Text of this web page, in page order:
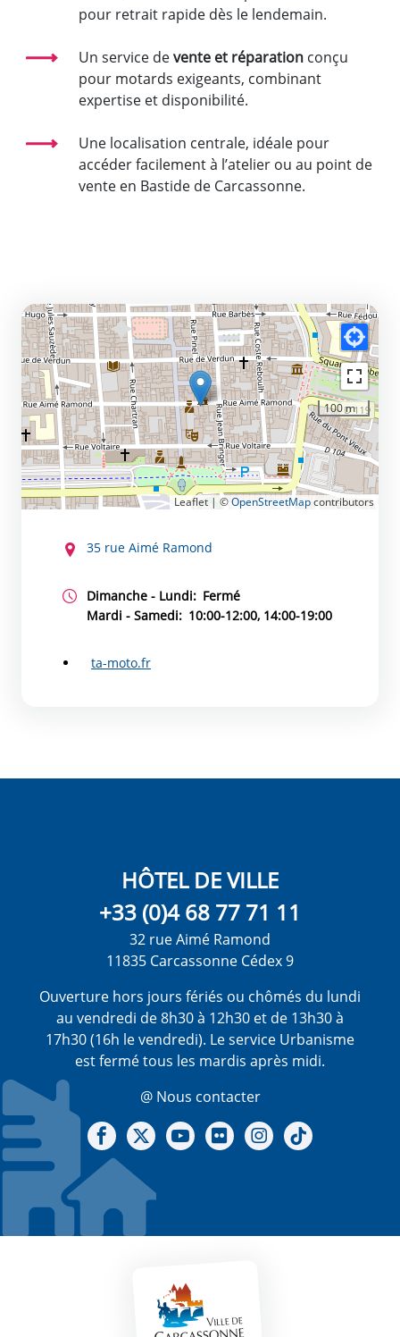
pour retrait rapide dès le lendemain.
Un service devente et réparation conçu
pour motards exigeants, combinant
expertise et disponibilité.
Une localisation centrale, idéale pour
accéder facilement à l’atelier ou au point de
vente en Bastide de Carcassonne.
100 m
Leaflet | ©OpenStreetMapcontributors
35 rue Aimé Ramond
Dimanche - Lundi: Fermé
Mardi - Samedi: 10:00-12:00, 14:00-19:00
ta-moto.fr
HÔTEL DE VILLE
+33 (0)4 68 77 71 11
32 rue Aimé Ramond
11835 Carcassonne Cédex 9
Ouverture hors jours fériés ou chômés du lundi
au vendredi de 8h30 à 12h30 et de 13h30 à
17h30 (16h le vendredi). Le service Urbanisme
est fermé tous les mardis après midi.
@ Nous contacter
Notre Facebook
Notre X - (twitter)
Notre chaine Youtube
Notre Gallerie sur Flickr
Notre Instagram
Mentions légales